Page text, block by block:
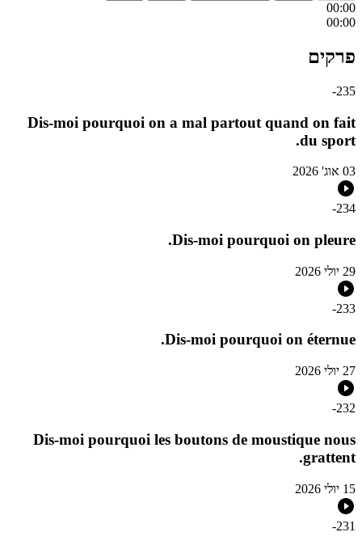
00:00
00:00
פרקים
235
-
Dis-moi pourquoi on a mal partout quand on fait
du sport.
03 אוג' 2026
234
-
Dis-moi pourquoi on pleure.
29 יולי 2026
233
-
Dis-moi pourquoi on éternue.
27 יולי 2026
232
-
Dis-moi pourquoi les boutons de moustique nous
grattent.
15 יולי 2026
231
-